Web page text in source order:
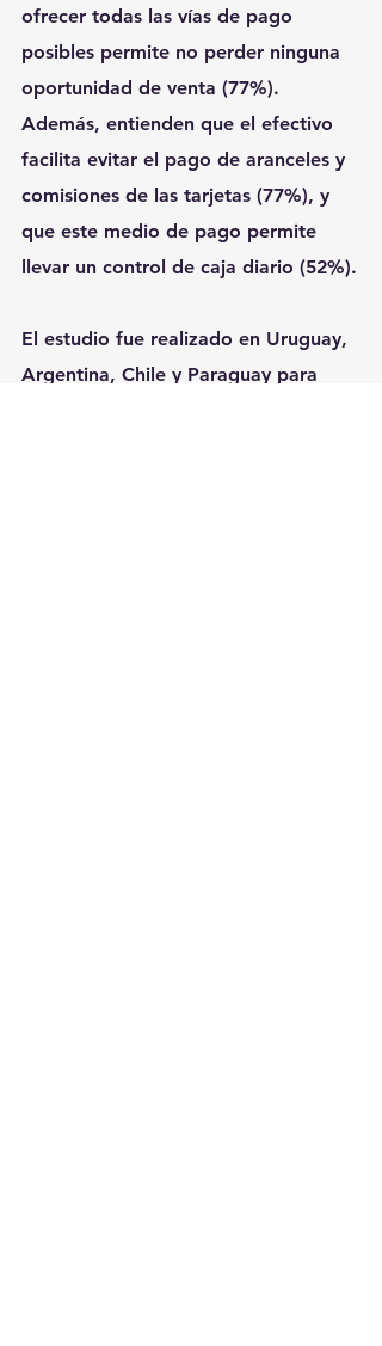
ofrecer todas las vías de pago
posibles permite no perder ninguna
oportunidad de venta (77%).
Además, entienden que el efectivo
facilita evitar el pago de aranceles y
comisiones de las tarjetas (77%), y
que este medio de pago permite
llevar un control de caja diario (52%).
El estudio fue realizado en Uruguay,
Argentina, Chile y Paraguay para